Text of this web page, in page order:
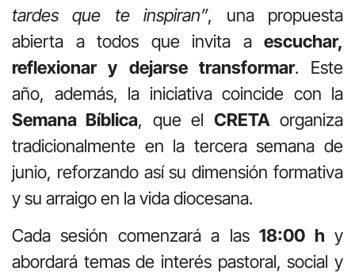
tardes que te inspiran”, una propuesta
abierta a todos que invita a escuchar,
reflexionar y dejarse transformar. Este
año, además, la iniciativa coincide con la
Semana Bíblica, que el CRETA organiza
tradicionalmente en la tercera semana de
junio, reforzando así su dimensión formativa
y su arraigo en la vida diocesana.
Cada sesión comenzará a las18:00 h y
abordará temas de interés pastoral, social y